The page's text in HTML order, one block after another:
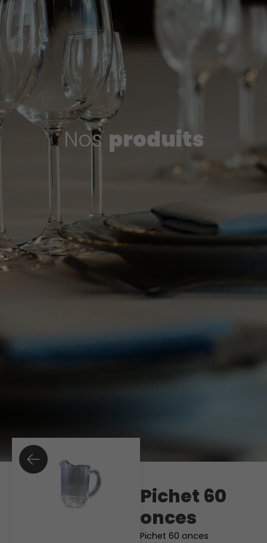
Nos produits
Pichet 60
onces
Pichet 60 onces